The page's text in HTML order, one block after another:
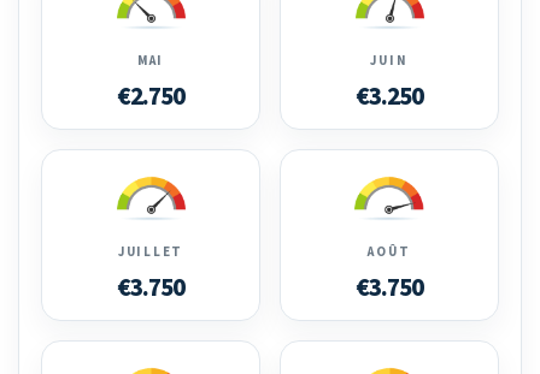
MAI
€2.750
JUIN
€3.250
JUILLET
€3.750
AOÛT
€3.750